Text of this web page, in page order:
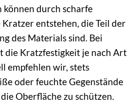
durch scharfe
entstehen, die Teil der
des Materials sind. Bei
die Kratzfestigkeit je nach Art
empfehlen wir, stets
oder feuchte Gegenstände
Oberfläche zu schützen.